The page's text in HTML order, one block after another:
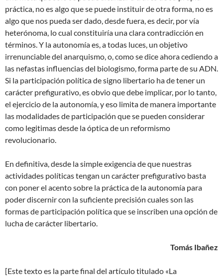
práctica, no es algo que se puede instituir de otra forma, no es
algo que nos pueda ser dado, desde fuera, es decir, por vía
heterónoma, lo cual constituiría una clara contradicción en
términos. Y la autonomía es, a todas luces, un objetivo
irrenunciable del anarquismo, o, como se dice ahora cediendo a
las nefastas influencias del biologismo, forma parte de su ADN.
Si la participación política de signo libertario ha de tener un
carácter prefigurativo, es obvio que debe implicar, por lo tanto,
el ejercicio de la autonomía, y eso limita de manera importante
las modalidades de participación que se pueden considerar
como legitimas desde la óptica de un reformismo
revolucionario.
En definitiva, desde la simple exigencia de que nuestras
actividades políticas tengan un carácter prefigurativo basta
con poner el acento sobre la práctica de la autonomía para
poder discernir con la suficiente precisión cuales son las
formas de participación política que se inscriben una opción de
lucha de carácter libertario.
Tomás Ibañez
[Este texto es la parte final del artículo titulado «La